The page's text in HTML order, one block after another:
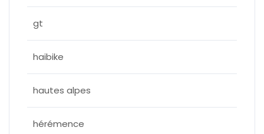
gt
haibike
hautes alpes
hérémence